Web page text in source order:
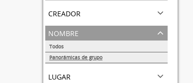
creador
nombre
Todos
Panorámicas de grupo
lugar